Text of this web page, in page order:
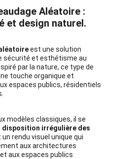
est une solution
sécurité et esthétisme au
par la nature, ce type de
touche organique et
espaces publics, résidentiels
modèles classiques, il se
disposition irrégulière des
rendu visuel unique qui
aux architectures
aux espaces publics
Aléatoire :
et design naturel.